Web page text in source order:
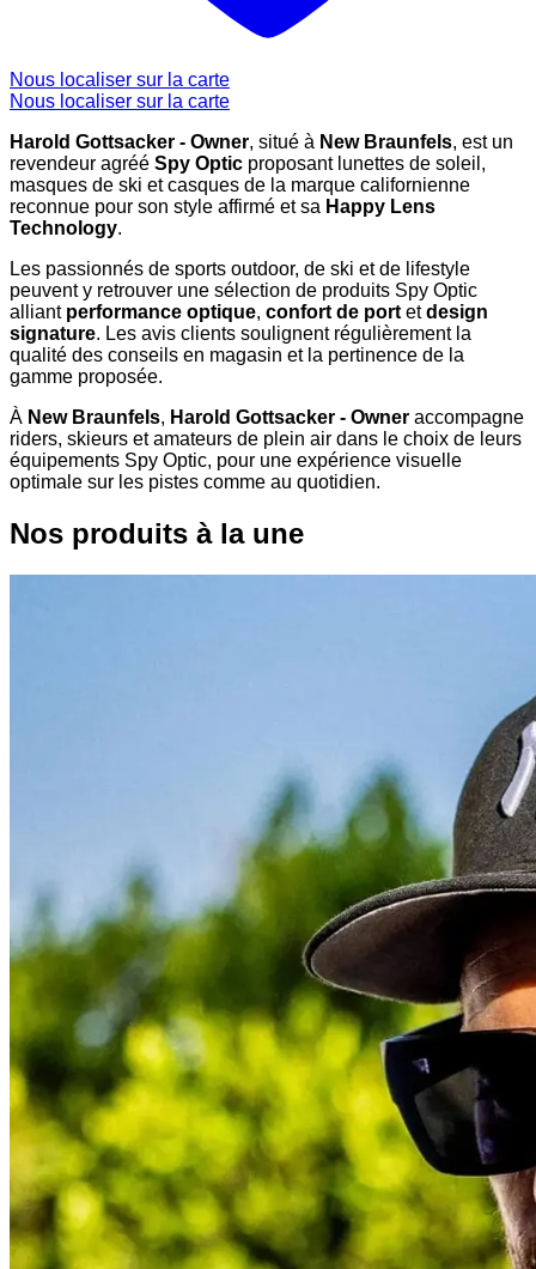
Nous localiser sur la carte
Nous localiser sur la carte
Harold Gottsacker - Owner, situé à New Braunfels, est un
revendeur agréé Spy Optic proposant lunettes de soleil,
masques de ski et casques de la marque californienne
reconnue pour son style affirmé et sa Happy Lens
Technology.
Les passionnés de sports outdoor, de ski et de lifestyle
peuvent y retrouver une sélection de produits Spy Optic
alliant performance optique, confort de portetdesign
signature. Les avis clients soulignent régulièrement la
qualité des conseils en magasin et la pertinence de la
gamme proposée.
À New Braunfels, Harold Gottsacker - Owner accompagne
riders, skieurs et amateurs de plein air dans le choix de leurs
équipements Spy Optic, pour une expérience visuelle
optimale sur les pistes comme au quotidien.
Nos produits à la une